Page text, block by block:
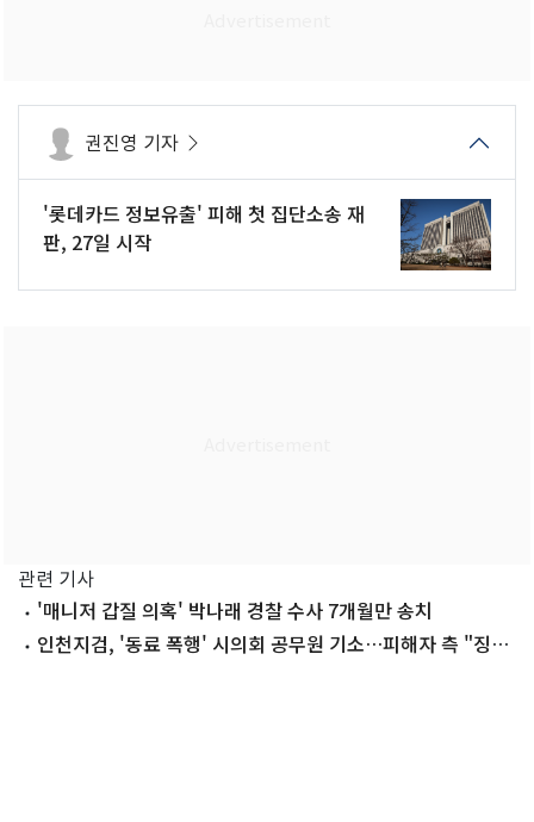
권진영 기자
'롯데카드 정보유출' 피해 첫 집단소송 재
판, 27일 시작
관련 기사
'매니저 갑질 의혹' 박나래 경찰 수사 7개월만 송치
인천지검, '동료 폭행' 시의회 공무원 기소…피해자 측 "징계